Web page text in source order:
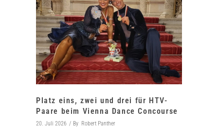
Platz eins, zwei und drei für HTV-
Paare beim Vienna Dance Concourse
20. Juli 2026 By Robert Panther